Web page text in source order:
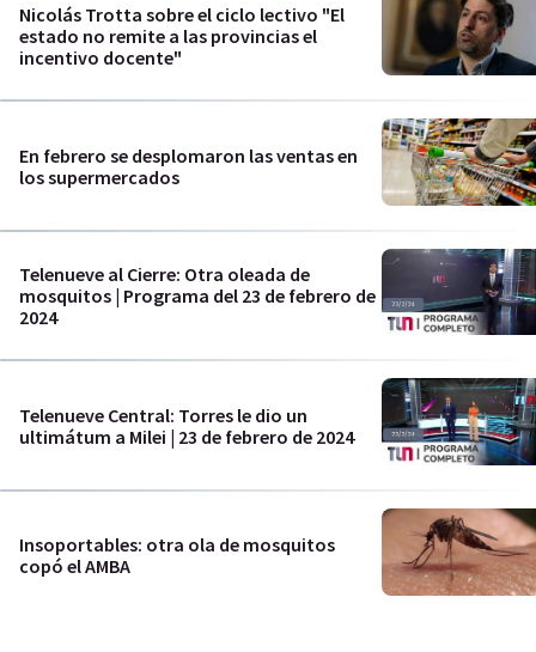
Nicolás Trotta sobre el ciclo lectivo "El
estado no remite a las provincias el
incentivo docente"
En febrero se desplomaron las ventas en
los supermercados
Telenueve al Cierre: Otra oleada de
mosquitos | Programa del 23 de febrero de
2024
Telenueve Central: Torres le dio un
ultimátum a Milei | 23 de febrero de 2024
Insoportables: otra ola de mosquitos
copó el AMBA